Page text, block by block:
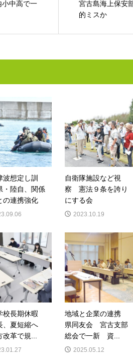
中高で一
宮古島海上保安
的ミスか
波想定し訓
陸自、関係
の連携強化
自衛隊施設など視
察 憲法９条を誇り
にする会
2023.10.19
校長期休暇
、夏短縮へ
改革で規...
地域と企業の連携
県同友会 宮古支部
総会で一新 資...
2025.05.12